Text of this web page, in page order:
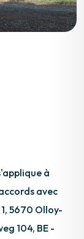
à
avec
5670 Olloy-
104, BE -